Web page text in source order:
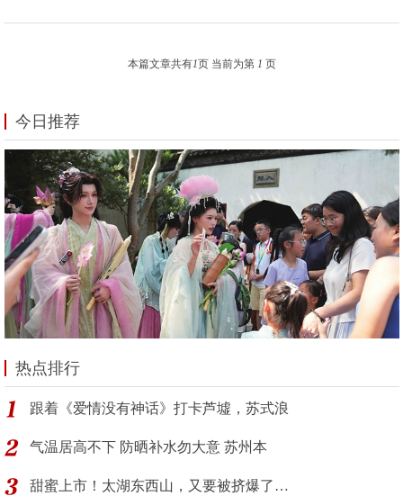
本篇文章共有1页 当前为第 1 页
今日推荐
热点排行
跟着《爱情没有神话》打卡芦墟，苏式浪
气温居高不下 防晒补水勿大意 苏州本
甜蜜上市！太湖东西山，又要被挤爆了…